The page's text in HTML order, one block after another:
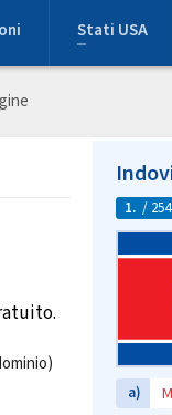
Stati USA
1. / 254
a)